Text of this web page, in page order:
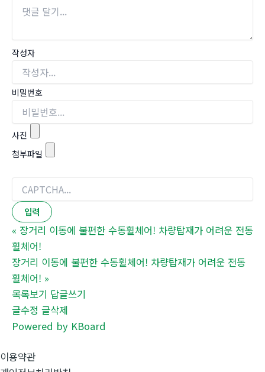
작성자
비밀번호
사진
첨부파일
« 장거리 이동에 불편한 수동휠체어! 차량탑재가 어려운 전동
휠체어!
장거리 이동에 불편한 수동휠체어! 차량탑재가 어려운 전동
휠체어! »
목록보기 답글쓰기
글수정 글삭제
Powered by KBoard
이용약관